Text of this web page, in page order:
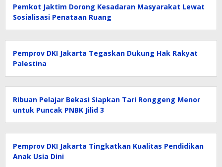
Pemkot Jaktim Dorong Kesadaran Masyarakat Lewat
Sosialisasi Penataan Ruang
Pemprov DKI Jakarta Tegaskan Dukung Hak Rakyat
Palestina
Ribuan Pelajar Bekasi Siapkan Tari Ronggeng Menor
untuk Puncak PNBK Jilid 3
Pemprov DKI Jakarta Tingkatkan Kualitas Pendidikan
Anak Usia Dini